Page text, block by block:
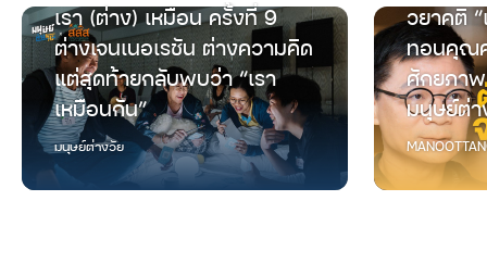
เรา (ต่าง) เหมือน ครั้งที่ 9
ต่างเจนเนอเรชัน ต่างความคิด
แต่สุดท้ายกลับพบว่า “เรา
เหมือนกัน”
มนุษย์ต่างวัย
วยาคติ
ทอนคุณ
ศักยภา
มนุษย์ต่า